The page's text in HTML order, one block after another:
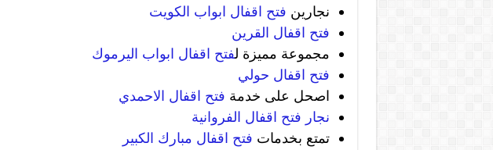
نجارين فتح اقفال ابواب الكويت
فتح اقفال القرين
مجموعة مميزة لفتح اقفال ابواب اليرموك
فتح اقفال حولي
اصحل على خدمة فتح اقفال الاحمدي
نجار فتح اقفال الفروانية
تمتع بخدمات فتح اقفال مبارك الكبير